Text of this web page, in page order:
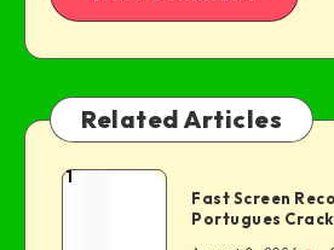
Related Articles
1
Fast Screen
Portugues